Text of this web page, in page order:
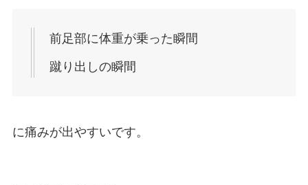
前足部に体重が乗った瞬間
蹴り出しの瞬間
に痛みが出やすいです。